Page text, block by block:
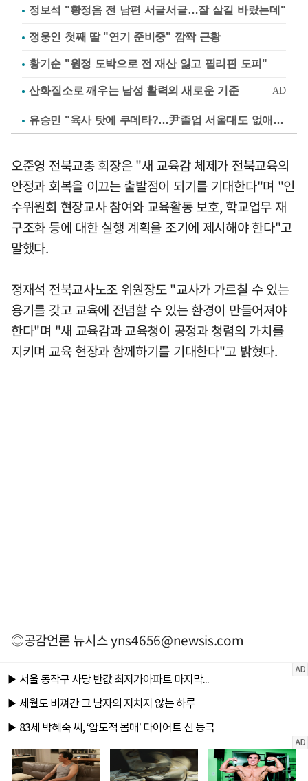
정보석 "황정음 전 남편 서글서글…잘 살길 바랐는데"
정웅인 첫째 딸 "연기 준비중" 깜짝 근황
황기순 "원정 도박으로 전 재산 잃고 필리핀 도피"
유승민 "육사 탓에 쿠데타?…尹졸업 서울대도 없애나"
오준영 전북교총 회장은 "새 교육감 체제가 전북교육의
안정과 회복을 이끄는 출발점이 되기를 기대한다"며 "인
수위원회 현장교사 참여와 교육활동 보호, 학교업무 재
구조화 등에 대한 실행 계획을 조기에 제시해야 한다"고
말했다.
정재석 전북교사노조 위원장도 "교사가 가르칠 수 있는
용기를 갖고 교육에 전념할 수 있는 환경이 만들어져야
한다"며 "새 교육감과 교육청이 공정과 청렴의 가치를
지키며 교육 현장과 함께하기를 기대한다"고 밝혔다.
◎공감언론 뉴시스yns4656@newsis.com